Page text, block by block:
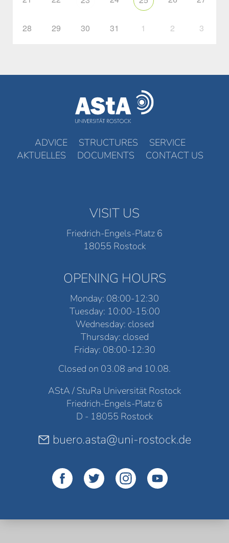
28 29 30 31 1 2 3
ADVICE STRUCTURES
SERVICE
AKTUELLES
DOCUMENTS CONTACT US
VISIT US
Friedrich-Engels-Platz 6
18055 Rostock
OPENING HOURS
Monday: 08:00-12:30
Tuesday: 10:00-15:00
Wednesday: closed
Thursday: closed
Friday: 08:00-12:30
Closed on 03.08 and 10.08.
AStA / StuRa Universität Rostock
Friedrich-Engels-Platz 6
D - 18055 Rostock
buero.asta@uni-rostock.de